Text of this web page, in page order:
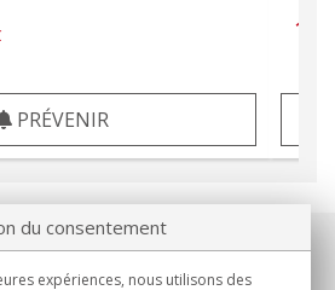
PRÉVENIR
du consentement
expériences, nous utilisons des